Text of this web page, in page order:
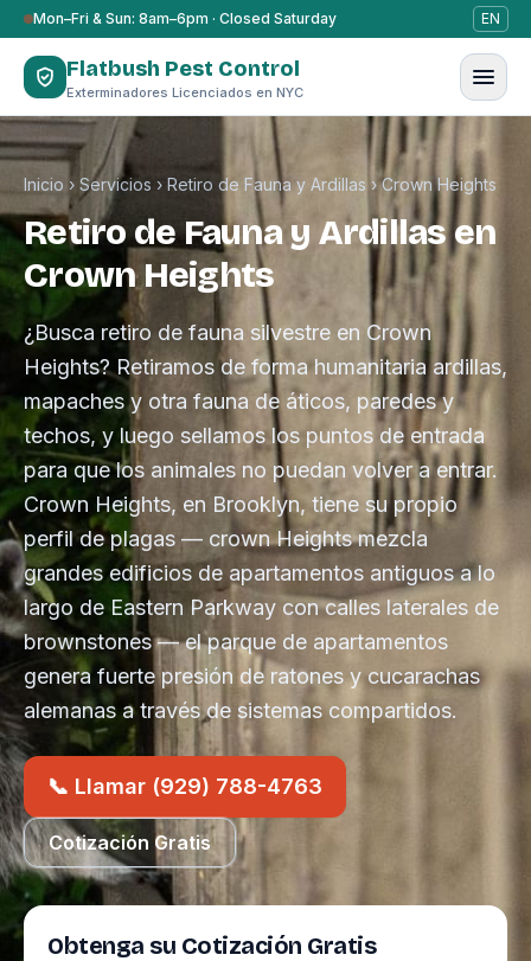
Saltar al contenido
Mon–Fri & Sun: 8am–6pm · Closed Saturday EN
Flatbush Pest Control
Exterminadores Licenciados en NYC
Inicio › Servicios › Retiro de Fauna y Ardillas ›Crown Heights
Retiro de Fauna y Ardillas en
Crown Heights
¿Busca retiro de fauna silvestre en Crown
Heights? Retiramos de forma humanitaria ardillas,
mapaches y otra fauna de áticos, paredes y
techos, y luego sellamos los puntos de entrada
para que los animales no puedan volver a entrar.
Crown Heights, en Brooklyn, tiene su propio
perfil de plagas — crown Heights mezcla
grandes edificios de apartamentos antiguos a lo
largo de Eastern Parkway con calles laterales de
brownstones — el parque de apartamentos
genera fuerte presión de ratones y cucarachas
alemanas a través de sistemas compartidos.
📞 Llamar (929) 788-4763
Cotización Gratis
Obtenga su Cotización Gratis